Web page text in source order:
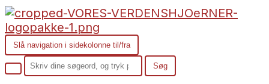
Slå navigation i sidekolonne til/fra